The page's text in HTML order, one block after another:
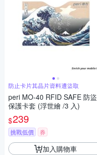
防止卡片其晶片資料遭盜取
peri MO-40 RFID SAFE 防盜
保護卡套 (浮世繪 /3 入)
$239
挑戰低價 券
加入購物車